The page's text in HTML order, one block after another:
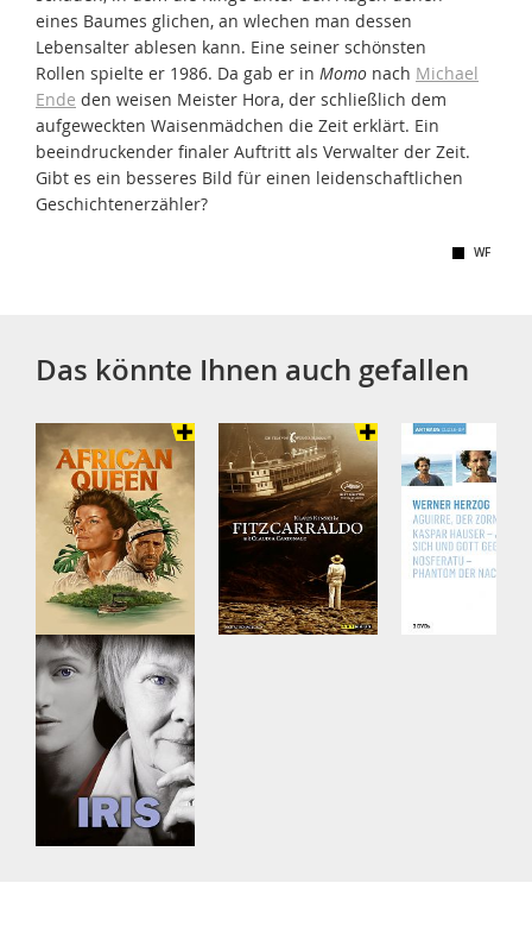
eines Baumes glichen, an wlechen man dessen
Lebensalter ablesen kann. Eine seiner schönsten
Rollen spielte er 1986. Da gab er in Momo nach Michael
Ende den weisen Meister Hora, der schließlich dem
aufgeweckten Waisenmädchen die Zeit erklärt. Ein
beeindruckender finaler Auftritt als Verwalter der Zeit.
Gibt es ein besseres Bild für einen leidenschaftlichen
Geschichtenerzähler?
WF
Das könnte Ihnen auch gefallen